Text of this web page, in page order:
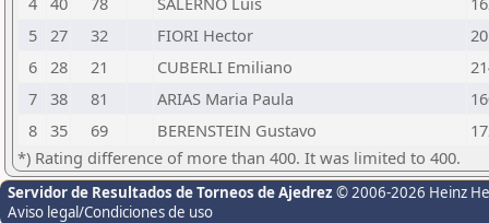
5 27 32 FIORI Hector
6 28 21 CUBERLI Emiliano
7 38 81 ARIAS Maria Paula
8 35 69 BERENSTEIN Gustavo
*) Rating difference of more than 400. It was limited to 400.
Servidor de Resultados de Torneos de Ajedrez © 2006-2026 Heinz
Aviso legal/Condiciones de uso